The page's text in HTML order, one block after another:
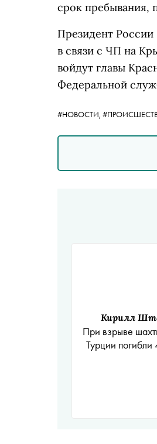
срок пребывания,
Президент
в связи с ЧП на
войдут главы
Федеральной
#НОВОСТИ,
Кирилл
При взрыве
Турции погибли